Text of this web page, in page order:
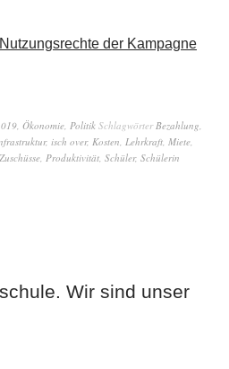
der Kampagne
, Ökonomie, Politik SchlagwörterBezahlung,
, isch over, Kosten, Lehrkraft, Miete,
, Produktivität, Schüler, Schülerin
Wir sind unser